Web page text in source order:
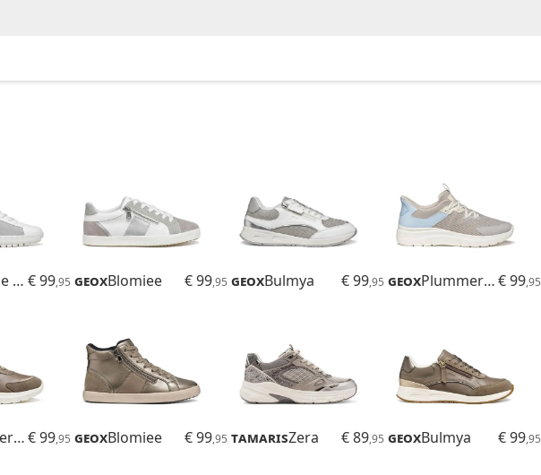
Flextride Plus € 99,95 GeoxBlomiee € 99,95 GeoxBulmya € 99,95 Geox Plummery Plus€ 99,95
Plummery Plus€ 99,95 GeoxBlomiee € 99,95 TamarisZera € 89,95 GeoxBulmya € 99,95